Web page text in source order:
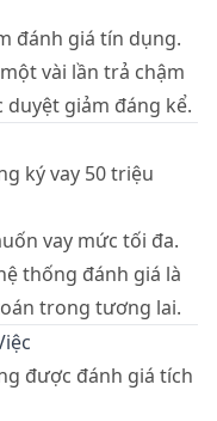
đánh giá tín dụng.
vài lần trả chậm
giảm đáng kể.
ký vay 50 triệu
vay mức tối đa.
thống đánh giá là
trong tương lai.
được đánh giá tích